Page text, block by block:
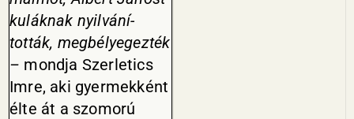
kuláknak nyilvání­
tották, megbélyegezték
– mondja Szerletics
Imre, aki gyermekként
élte át a szomorú